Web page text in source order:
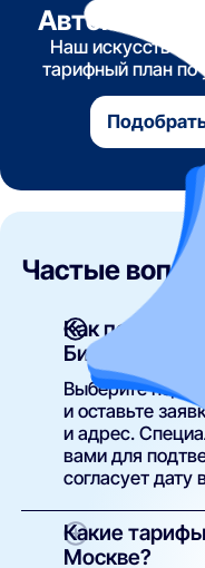
Наш
тарифный план
Частые
Как
Бизнес?
Выберите
и оставьте
и адрес.
вами для
согласует дату
Какие
Москве?